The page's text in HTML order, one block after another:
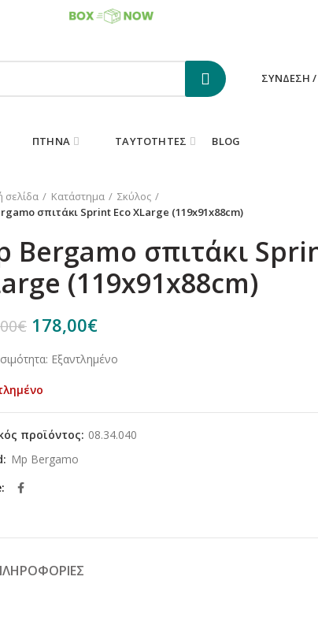
ΣΎΝΔΕΣΗ
ΠΤΗΝΆ ΤΑΥΤΌΤΗΤΕΣ BLOG
σελίδα
Κατάστημα
Σκύλος
σπιτάκι Sprint Eco XLarge (119x91x88cm)
Bergamo σπιτάκι
(119x91x88cm)
€ Original
was:
198,00€.
178,00€Η
τιμή
178,00€.
Εξαντλημένο
προϊόντος: 08.34.040
Mp Bergamo